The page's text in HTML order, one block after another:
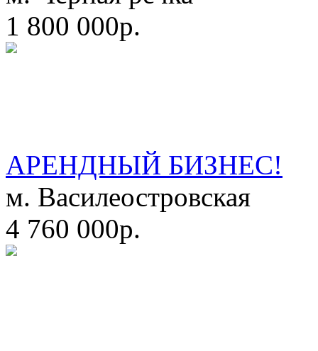
1 800 000р.
АРЕНДНЫЙ БИЗНЕС!
м. Василеостровская
4 760 000р.